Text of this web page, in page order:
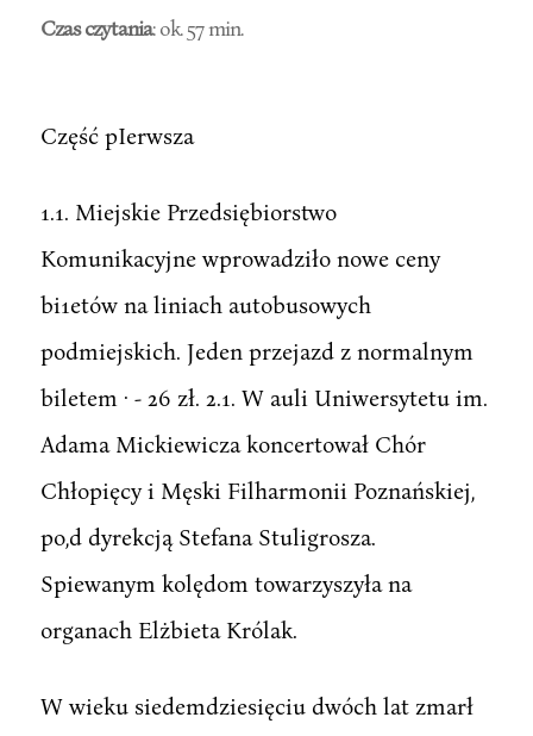
Czas czytania: ok. 57 min.
Część pIerwsza
1.1. Miejskie Przedsiębiorstwo
Komunikacyjne wprowadziło nowe ceny
bi1etów na liniach autobusowych
podmiejskich. Jeden przejazd z normalnym
biletem · - 26 zł. 2.1. W auli Uniwersytetu im.
Adama Mickiewicza koncertował Chór
Chłopięcy i Męski Filharmonii Poznańskiej,
po,d dyrekcją Stefana Stuligrosza.
Spiewanym kolędom towarzyszyła na
organach Elżbieta Królak.
W wieku siedemdziesięciu dwóch lat zmarł